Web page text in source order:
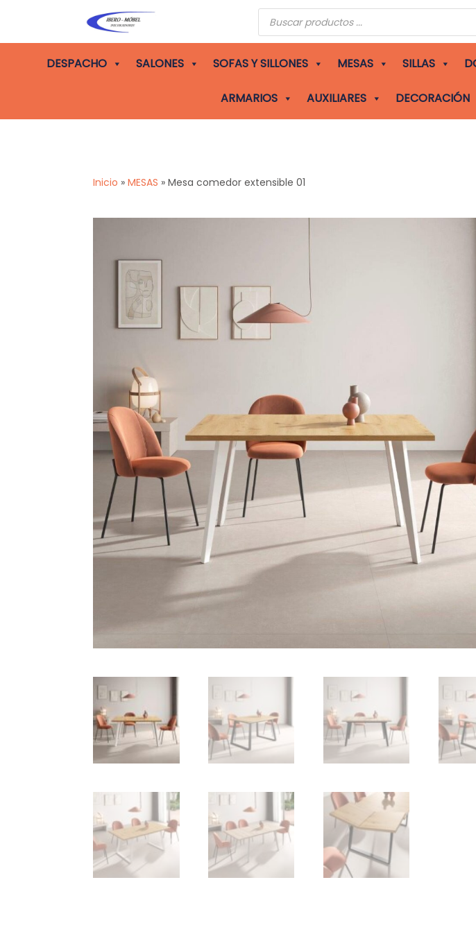
Búsqueda
de
productos
DESPACHO SALONES SOFAS Y SILLONES MESAS SILLAS
ARMARIOS AUXILIARES DECORACIÓN
Inicio »MESAS »Mesa comedor extensible 01